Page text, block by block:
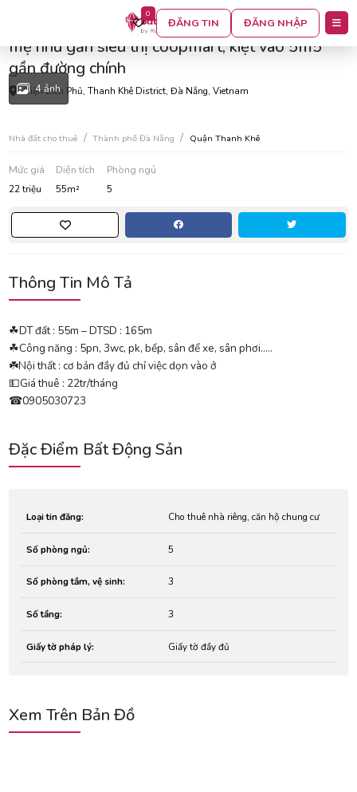
0
ĐĂNG TIN ĐĂNG NHẬP
Cho thuê nhà 3 tầng kiệt oto điện biên phủ gần
mẹ nhu gần siêu thị coopmart, kiệt vào 5m5
gần đường chính
Điện Biên Phủ, Thanh Khê District, Đà Nẵng, Vietnam
4 ảnh
Nhà đất cho thuê Thành phố Đà Nẵng Quận Thanh Khê
Mức giá
22 triệu
Diện tích
55m²
Phòng ngủ
5
Thông Tin Mô Tả
☘DT đất : 55m – DTSD : 165m
☘Công năng : 5pn, 3wc, pk, bếp, sân để xe, sân phơi…..
☘️Nội thất : cơ bản đầy đủ chỉ việc dọn vào ở
💵Giá thuê : 22tr/tháng
☎0905030723
Đặc Điểm Bất Động Sản
Loại tin đăng: Cho thuê nhà riêng, căn hộ chung cư
Số phòng ngủ: 5
Số phòng tắm, vệ sinh: 3
Số tầng: 3
Giấy tờ pháp lý: Giấy tờ đầy đủ
Xem Trên Bản Đồ